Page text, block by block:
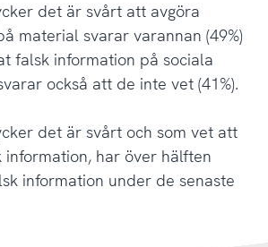
det är svårt att avgöra
material svarar varannan (49%)
falsk information på sociala
också att de inte vet (41%).
det är svårt och som vet att
har över hälften
information under de senaste